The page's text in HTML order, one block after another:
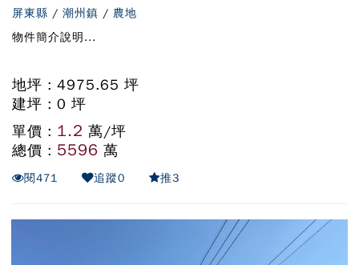
屏東縣 / 潮州鎮 / 農地
物件簡介說明...
地坪 : 4975.65 坪
建坪 : 0 坪
單價 : 1.2 萬/坪
總價 : 5596 萬
閱471 追蹤0 推3